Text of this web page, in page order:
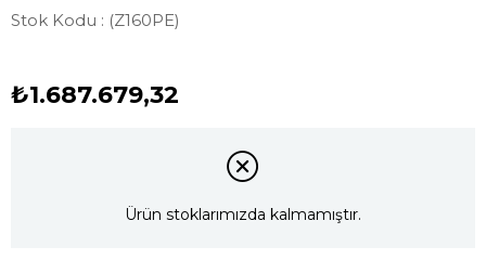
Stok Kodu (Z160PE)
₺1.687.679,32
Ürün stoklarımızda kalmamıştır.